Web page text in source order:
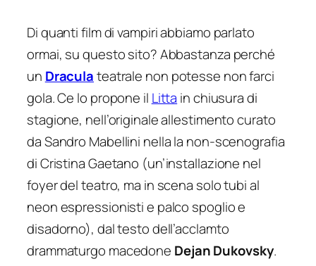
Di quanti film di vampiri abbiamo parlato
ormai, su questo sito? Abbastanza perché
un Draculateatrale non potesse non farci
gola. Ce lo propone il Litta in chiusura di
stagione, nell’originale allestimento curato
da Sandro Mabellini nella la non-scenografia
di Cristina Gaetano (un’installazione nel
foyer del teatro, ma in scena solo tubi al
neon espressionisti e palco spoglio e
disadorno), dal testo dell’acclamto
drammaturgo macedone Dejan Dukovsky.